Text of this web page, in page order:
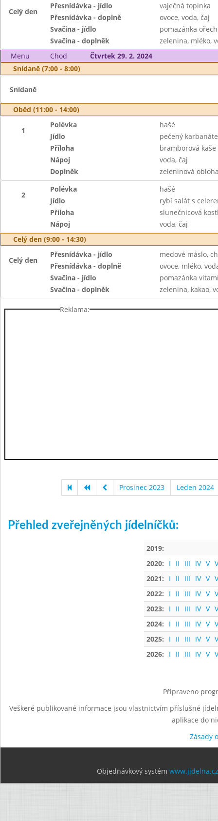
Celý den
Přesnídávka - jídlo
vaječná topinka
Přesnídávka - doplně
ovoce, voda, čaj
Svačina - jídlo
pomazánka
Svačina - doplněk
zelenina, mléko,
Menu
Chod
Čtvrtek 29. 2. 2024
Snídaně (7:00 - 8:00)
Snídaně
Oběd (11:00 - 14:00)
1
Polévka
hašé
Jídlo
pečený
Příloha
bramborová kaše
Nápoj
voda, čaj
Doplněk
zeleninová
2
Polévka
hašé
Jídlo
rybí salát s
Příloha
slunečnicová
Nápoj
voda, čaj
Celý den (9:00 - 14:30)
Celý den
Přesnídávka - jídlo
medové máslo,
Přesnídávka - doplně
ovoce, mléko,
Svačina - jídlo
pomazánka
Svačina - doplněk
zelenina, kakao,
Reklama:
Prosinec 2023 Leden 2024
Přehled zveřejněných jídelníčků:
2019:
2020:
I II III IV V
2021:
I II III IV V
2022:
I II III IV V
2023:
I II III IV V
2024:
I II III IV V
2025:
I II III IV V
2026:
I II III IV V
Připraveno
Veškeré publikované informace jsou vlastnictvím příslušné
aplikace do
Zásady
Objednávkový systém www.jidelna.cz